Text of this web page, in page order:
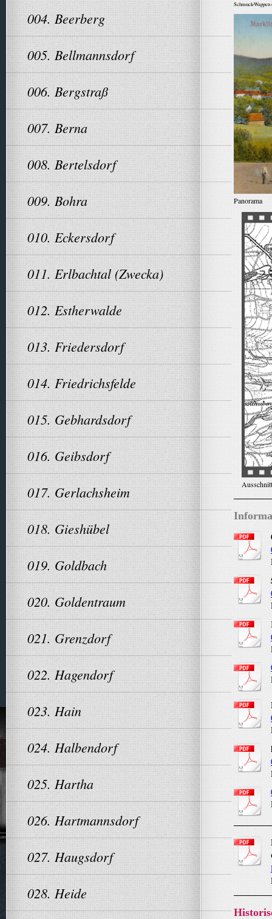
004. Beerberg
005. Bellmannsdorf
006. Bergstraß
007. Berna
008. Bertelsdorf
009. Bohra
010. Eckersdorf
011. Erlbachtal (Zwecka)
012. Estherwalde
013. Friedersdorf
014. Friedrichsfelde
015. Gebhardsdorf
016. Geibsdorf
017. Gerlachsheim
018. Gieshübel
019. Goldbach
020. Goldentraum
021. Grenzdorf
022. Hagendorf
023. Hain
024. Halbendorf
025. Hartha
026. Hartmannsdorf
027. Haugsdorf
028. Heide
Schmuck-
Panorama